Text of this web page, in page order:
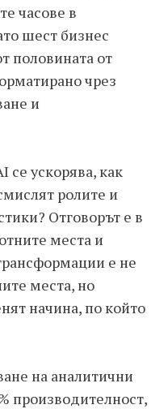
часове в
шест бизнес
половината от
чрез
и
се ускорява, как
ролите и
Отговорът е в
места и
е не
места, но
начина, по който
на аналитични
производителност,